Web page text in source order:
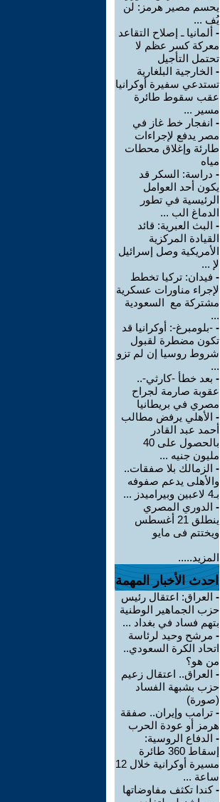
يحسم مصير هرمز: لن
يُف ...
- ألمانيا ـ إصلاح التقاعد
معركة كسر عظم لا
تحتمل التأجيل
- الخارجية البلغارية
تستدعي سفيرة أوكرانيا
عقب سقوط طائرة
مسير ...
- انفجار خط غاز في
مصر يدفع لإجراءات
طارئة وإغلاق محطات
مياه
- دراسة: السكر قد
يكون أحد العوامل
الرئيسية في تطور
الدماغ الب ...
- البث العبرية: قائد
القيادة المركزية
الأمريكية وصل إسرائيل
لإ ...
- فيدان: تركيا تخطط
لإجراء مناورات عسكرية
مشتركة مع السعودية
...
- -بلومبرغ-: أوكرانيا قد
تكون مضطرة لقبول
شروط روسيا إن لم تزو
...
- بعد خطأ -كارثي-..
عقوبة صارمة لجراح
مصري في بريطانيا
- الأهلي يرفض مطالب
أحمد عبد القادر
بالحصول على 40
مليون جنيه ...
- الزمالك بلا صفقات..
والأهلى يدعم صفوفه
بـ4 لاعبين وبيراميدز ...
- الدوري المصري
ينطلق 21 أغسطس
ويختتم فى مايو
المزيد.....
احدث الأخبار المهمة
- العراق: اعتقال رئيس
حزب الجماهير الوطنية
بتهم فساد في بغداد ...
- مرشح وحيد لرئاسة
اتحاد الكرة السعودي..
من هو؟
- العراق.. اعتقال زعيم
حزب بشبهة الفساد
(صورة)
- ترامب وإيران.. صفقة
هرمز أو عودة الحرب
- الدفاع الروسية:
إسقاط 360 طائرة
مسيرة أوكرانية خلال 12
ساعة ...
-كندا تكثف مفاوضاتها